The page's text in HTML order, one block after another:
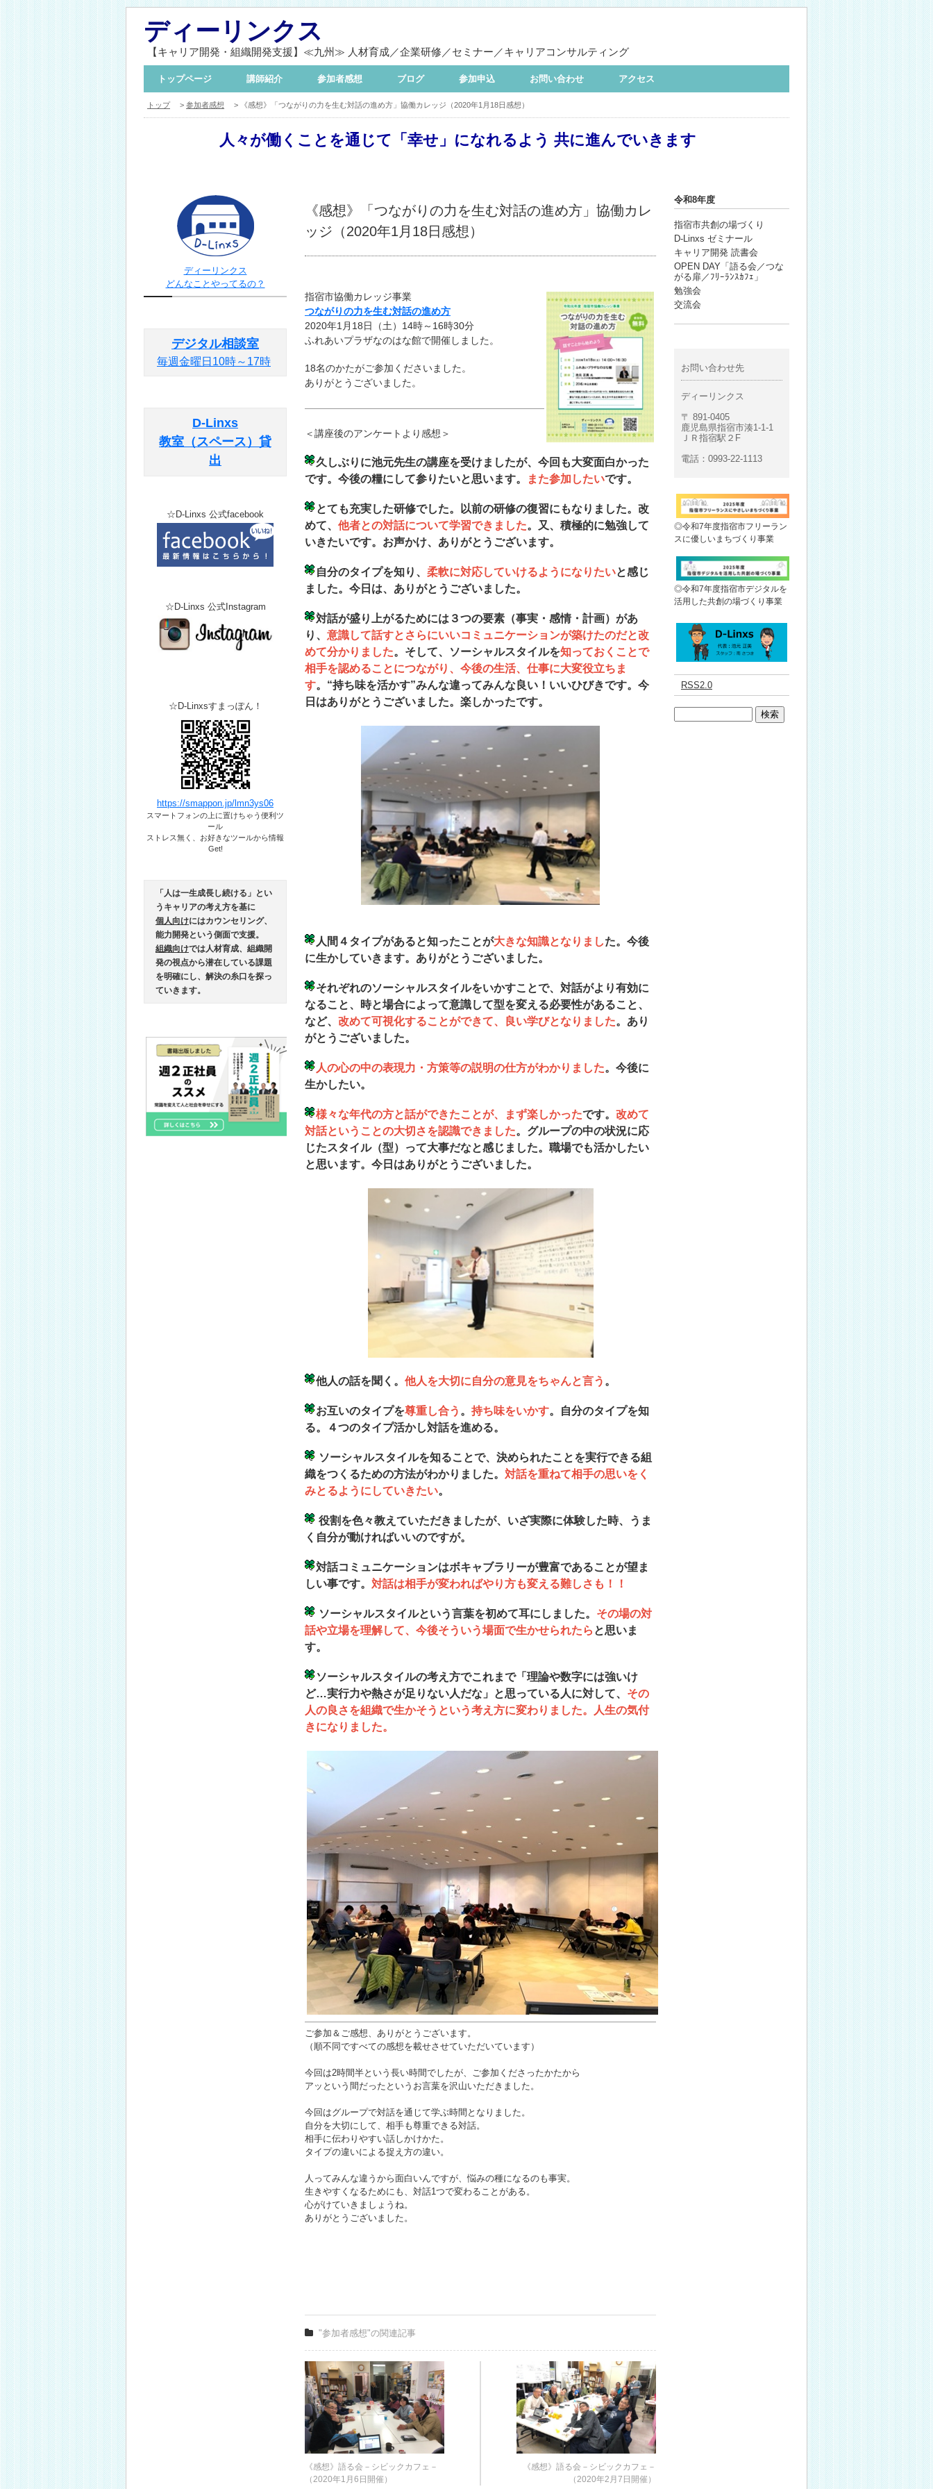
ディーリンクス
【キャリア開発・組織開発支援】≪九州≫ 人材育成／企業研修／セミナー／キャリアコンサルティング
トップページ 講師紹介 参加者感想 ブログ 参加申込 お問い合わせ アクセス
トップ > 参加者感想 > 《感想》「つながりの力を生む対話の進め方」協働カレッジ（2020年1月18日感想）
人々が働くことを通じて「幸せ」になれるよう 共に進んでいきます
ディーリンクス
どんなことやってるの？
デジタル相談室
毎週金曜日10時～17時
D-Linxs
教室（スペース）貸
出
☆D-Linxs 公式facebook
☆D-Linxs 公式Instagram
☆D-Linxsすまっぽん！
https://smappon.jp/lmn3ys06
スマートフォンの上に置けちゃう便利ツ
ール​
ストレス無く、お好きなツールから情報
Get!
「人は一生成長し続ける」とい
うキャリアの考え方を基に
個人向けにはカウンセリング、
能力開発という側面で支援。
組織向けでは人材育成、組織開
発の視点から潜在している課題
を明確にし、解決の糸口を探っ
ていきます。
《感想》「つながりの力を生む対話の進め方」協働カレ
ッジ（2020年1月18日感想）
指宿市協働カレッジ事業
つながりの力を生む対話の進め方
2020年1月18日（土）14時～16時30分
ふれあいプラザなのはな館で開催しました。
18名のかたがご参加くださいました。
ありがとうございました。
＜講座後のアンケートより感想＞
久しぶりに池元先生の講座を受けましたが、今回も大変面白かった
です。今後の糧にして参りたいと思います。
また参加したいです。
とても充実した研修でした。以前の研修の復習にもなりました。改
めて、 他者との対話について学習できました。又、積極的に勉強して
いきたいです。お声かけ、ありがとうございます。
自分のタイプを知り、 柔軟に対応していけるようになりたいと感じ
ました。今日は、ありがとうございました。
対話が盛り上がるためには３つの要素（事実・感情・計画）があ
り、 意識して話すとさらにいいコミュニケーションが築けたのだと改
めて分かりました。そして、ソーシャルスタイルを知っておくことで
相手を認めることにつながり、今後の生活、仕事に大変役立ちま
す。“持ち味を活かす”みんな違ってみんな良い！いいひびきです。今
日はありがとうございました。楽しかったです。
人間４タイプがあると知ったことが大きな知識となりました。今後
に生かしていきます。ありがとうございました。
それぞれのソーシャルスタイルをいかすことで、対話がより有効に
なること、時と場合によって意識して型を変える必要性があること、
など、 改めて可視化することができて、良い学びとなりました。あり
がとうございました。
人の心の中の表現力・方策等の説明の仕方がわかりました。今後に
生かしたい。
様々な年代の方と話ができたことが、まず楽しかったです。 改めて
対話ということの大切さを認識できました。グループの中の状況に応
じたスタイル（型）って大事だなと感じました。職場でも活かしたい
と思います。今日はありがとうございました。
他人の話を聞く。 他人を大切に自分の意見をちゃんと言う 。
お互いのタイプを尊重し合う 。 持ち味をいかす。自分のタイプを知
る。４つのタイプ活かし対話を進める。
ソーシャルスタイルを知ることで、決められたことを実行できる組
織をつくるための方法がわかりました。 対話を重ねて相手の思いをく
みとるようにしていきたい。
役割を色々教えていただきましたが、いざ実際に体験した時、うま
く自分が動ければいいのですが。
対話コミュニケーションはボキャブラリーが豊富であることが望ま
しい事です。 対話は相手が変わればやり方も変える難しさも！！
ソーシャルスタイルという言葉を初めて耳にしました。 その場の対
話や立場を理解して、今後そういう場面で生かせられたら と思いま
す。
ソーシャルスタイルの考え方でこれまで「理論や数字には強いけ
ど…実行力や熱さが足りない人だな」と思っている人に対して、 その
人の良さを組織で生かそうという考え方に変わりました。人生の気付
きになりました。
ご参加＆ご感想、ありがとうございます。
（順不同ですべての感想を載せさせていただいています）
今回は2時間半という長い時間でしたが、ご参加くださったかたから
アッという間だったというお言葉を沢山いただきました。
今回はグループで対話を通じて学ぶ時間となりました。
自分を大切にして、相手も尊重できる対話。
相手に伝わりやすい話しかけかた。
タイプの違いによる捉え方の違い。
人ってみんな違うから面白いんですが、悩みの種になるのも事実。
生きやすくなるためにも、対話1つで変わることがある。
心がけていきましょうね。
ありがとうございました。
"参加者感想"の関連記事
《感想》語る会－シビックカフェ－
（2020年1月6日開催）
《感想》語る会－シビックカフェ－
（2020年2月7日開催）
令和8年度
指宿市共創の場づくり
D-Linxs ゼミナール
キャリア開発 読書会
OPEN DAY「語る会／つな
がる扉／ﾌﾘｰﾗﾝｽｶﾌｪ」
勉強会
交流会
お問い合わせ先
ディーリンクス
〒 891-0405
鹿児島県指宿市湊1-1-1
ＪＲ指宿駅２F
電話：0993-22-1113
◎令和7年度指宿市フリーラン
スに優しいまちづくり事業
◎令和7年度指宿市デジタルを
活用した共創の場づくり事業
RSS2.0